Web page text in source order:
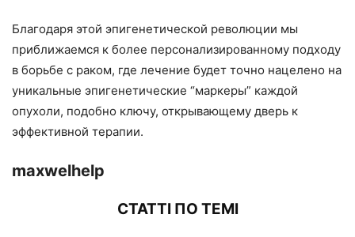
Благодаря этой эпигенетической революции мы
приближаемся к более персонализированному подходу
в борьбе с раком, где лечение будет точно нацелено на
уникальные эпигенетические “маркеры” каждой
опухоли, подобно ключу, открывающему дверь к
эффективной терапии.
maxwelhelp
СТАТТІ ПО ТЕМІ